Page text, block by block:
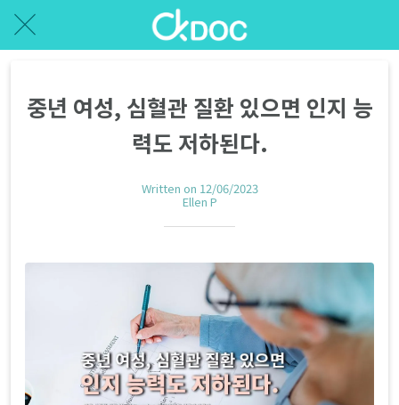
중년 여성, 심혈관 질환 있으면 인지 능
력도 저하된다.
Written on 12/06/2023
Ellen P